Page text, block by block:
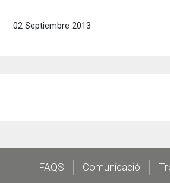
02 Septiembre 2013
FooterFAQS Comunicació